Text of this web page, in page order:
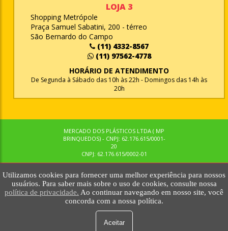
Utilizamos cookies para fornecer uma melhor experiência para nossos
usuários. Para saber mais sobre o uso de cookies, consulte nossa
política de privacidade. Ao continuar navegando em nosso site, você
concorda com a nossa política.
Aceitar
LOJA 3
Shopping Metrópole
Praça Samuel Sabatini, 200 - térreo
São Bernardo do Campo
(11) 4332-8567
(11) 97562-4778
HORÁRIO DE ATENDIMENTO
De Segunda à Sábado das 10h às 22h - Domingos das 14h às
20h
MERCADO DOS PLÁSTICOS LTDA ( MP
BRINQUEDOS) - CNPJ: 62.176.615/0001-
20
CNPJ: 62.176.615/0002-01
© MPBRINQUEDOS. TODOS OS DIREITOS RESERVADOS. MKTNOW